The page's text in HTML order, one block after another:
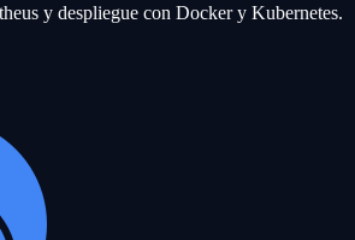
y despliegue con Docker y Kubernetes.